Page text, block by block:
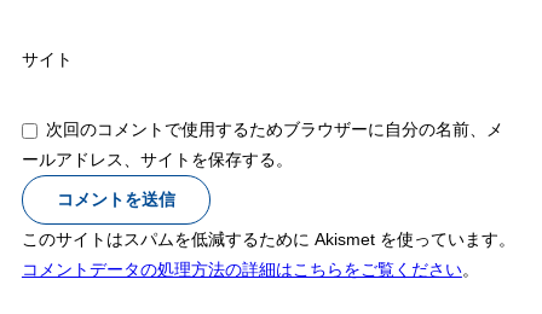
サイト
次回のコメントで使用するためブラウザーに自分の名前、メ
ールアドレス、サイトを保存する。
このサイトはスパムを低減するために Akismet を使っています。
コメントデータの処理方法の詳細はこちらをご覧ください。